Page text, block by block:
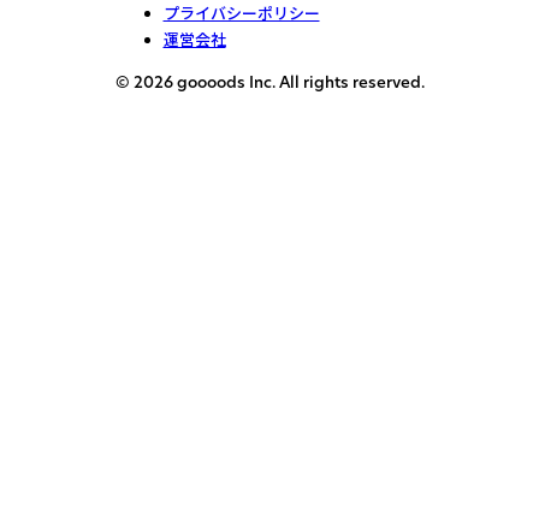
プライバシーポリシー
運営会社
© 2026 goooods Inc. All rights reserved.